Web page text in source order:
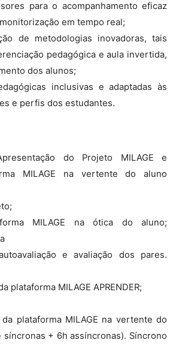
para o acompanhamento eficaz
em tempo real;
de metodologias inovadoras, tais
pedagógica e aula invertida,
dos alunos;
inclusivas e adaptadas às
e perfis dos estudantes.
do Projeto MILAGE e
MILAGE na vertente do aluno
MILAGE na ótica do aluno;
e avaliação dos pares.
plataforma MILAGE APRENDER;
plataforma MILAGE na vertente do
+ 6h assíncronas). Síncrono